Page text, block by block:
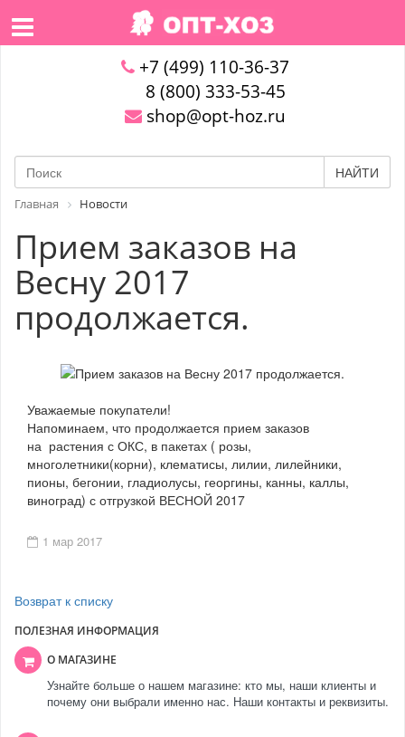
+7 (499) 110-36-37
8 (800) 333-53-45
shop@opt-hoz.ru
НАЙТИ
Главная Новости
Прием заказов на
Весну 2017
продолжается.
Уважаемые покупатели!
Напоминаем, что продолжается прием заказов
на растения с ОКС, в пакетах ( розы,
многолетники(корни), клематисы, лилии, лилейники,
пионы, бегонии, гладиолусы, георгины, канны, каллы,
виноград) с отгрузкой ВЕСНОЙ 2017
1 мар 2017
Возврат к списку
ПОЛЕЗНАЯ ИНФОРМАЦИЯ
О МАГАЗИНЕ
Узнайте больше о нашем магазине: кто мы, наши клиенты и
почему они выбрали именно нас. Наши контакты и реквизиты.